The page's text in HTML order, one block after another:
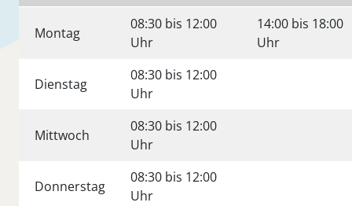
Montag
08:30 bis 12:00
Uhr
14:00 bis 18:00
Uhr
Dienstag
08:30 bis 12:00
Uhr
Mittwoch
08:30 bis 12:00
Uhr
Donnerstag
08:30 bis 12:00
Uhr